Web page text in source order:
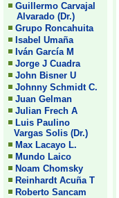
Guillermo Carvajal
Alvarado (Dr.)
Grupo Roncahuita
Isabel Umaña
Iván García M
Jorge J Cuadra
John Bisner U
Johnny Schmidt C.
Juan Gelman
Julian Frech A
Luis Paulino
Vargas Solis (Dr.)
Max Lacayo L.
Mundo Laico
Noam Chomsky
Reinhardt Acuña T
Roberto Sancam